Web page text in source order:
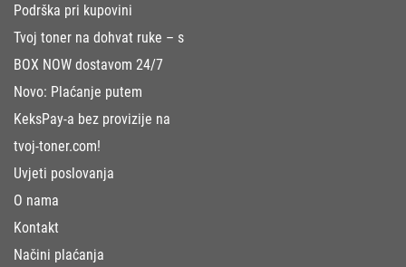
Podrška pri kupovini
Tvoj toner na dohvat ruke – s
BOX NOW dostavom 24/7
Novo: Plaćanje putem
KeksPay-a bez provizije na
tvoj-toner.com!
Uvjeti poslovanja
O nama
Kontakt
Načini plaćanja